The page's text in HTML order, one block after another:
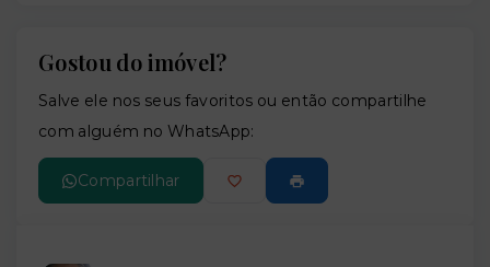
Gostou do imóvel?
Salve ele nos seus favoritos ou então compartilhe
com alguém no WhatsApp:
Compartilhar